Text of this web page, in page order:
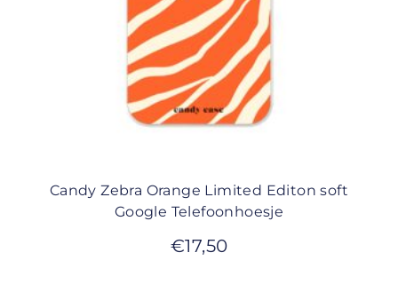
Candy Zebra Orange Limited Editon soft
Google Telefoonhoesje
€17,50